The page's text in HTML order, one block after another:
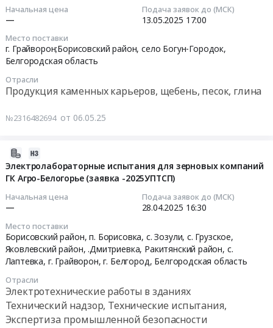
400-
Начальная цена
—
Подача заявок до (МСК)
13.05.2025 17:00
Место поставки
г. Грайворон;Борисовский район, село Богун-Городок,
Белгородская область
Отрасли
Продукция каменных карьеров, щебень, песок, глина
№2316482694 от 06.05.25
Электролабораторные испытания для зерновых компаний
ГК Агро-Белогорье (заявка -2025УПТСП)
Начальная цена
—
Подача заявок до (МСК)
28.04.2025 16:30
Место поставки
Борисовский район, п. Борисовка, с. Зозули, с. Грузское,
Яковлевский район, .Дмитриевка, Ракитянский район, с.
Лаптевка, г. Грайворон, г. Белгород, Белгородская область
Отрасли
Электротехнические работы в зданиях
Технический надзор, Технические испытания,
Экспертиза промышленной безопасности